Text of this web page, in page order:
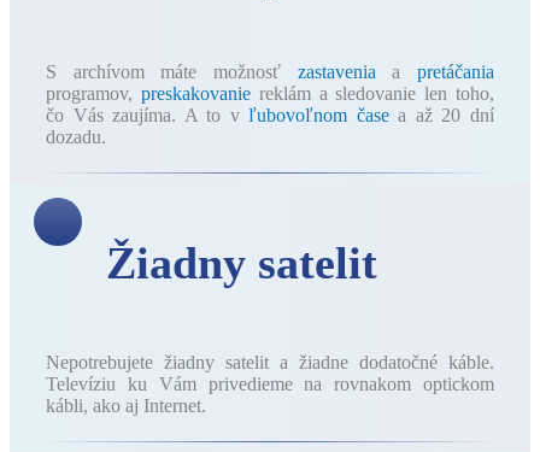
S archívom máte možnosť zastavenia apretáčania
programov, preskakovaniereklám a sledovanie len toho,
čo Vás zaujíma. A to vľubovoľnom časea až 20 dní
dozadu.
Žiadny satelit
Nepotrebujete žiadny satelit a žiadne dodatočné káble.
Televíziu ku Vám privedieme na rovnakom optickom
kábli, ako aj Internet.